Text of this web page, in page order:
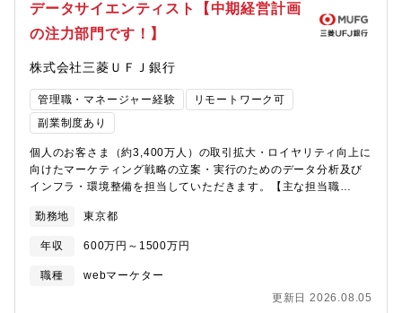
応を実施【所属部署】デジタルソリューション部 AI・ソリューシ
ョンGr
データサイエンティスト【中期経営計画
の注力部門です！】
株式会社三菱ＵＦＪ銀行
管理職・マネージャー経験
リモートワーク可
副業制度あり
個人のお客さま（約3,400万人）の取引拡大・ロイヤリティ向上に
向けたマーケティング戦略の立案・実行のためのデータ分析及び
インフラ・環境整備を担当していただきます。【主な担当職
Web・アプリログデータ分析によるターゲティング・分析モデル
構築・デジタルマーケティング施策の効果検証・分析用データマ
ートの設計・管理、分析基盤構築※上記のほか、リテール・デジ
タル事業本部の戦略策定の基礎となるデータ分析を担当いただく
お客さま3,400万人）へのマーケティングを担うダイナミズム・生
勤務地 東京都
年収 600万円～1500万円
職種
webマーケター
更新日 2026.08.05